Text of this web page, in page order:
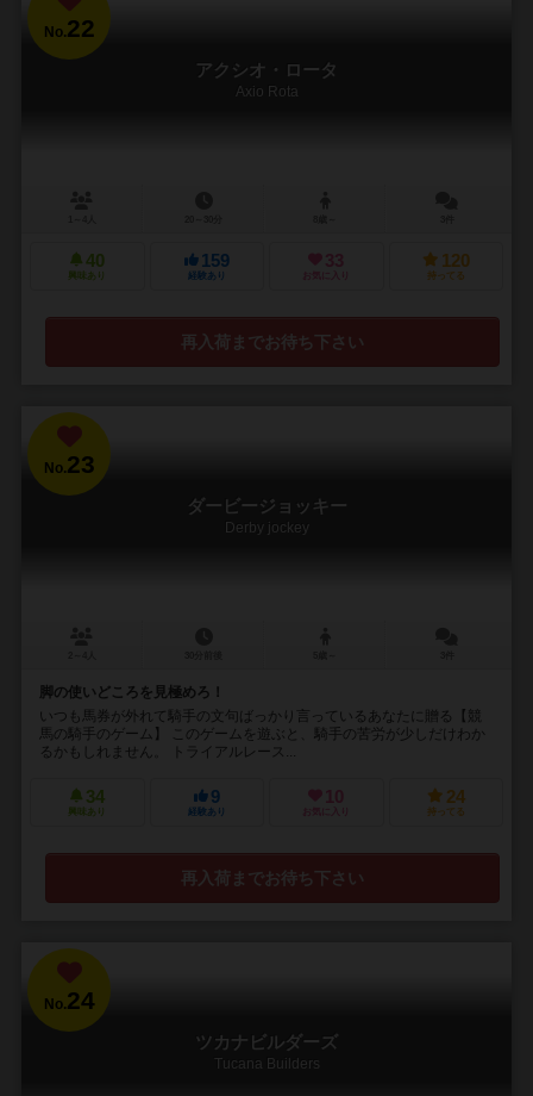
No.22
アクシオ・ロータ
Axio Rota
40
興味あり
159
経験あり
33
お気に入り
120
持ってる
再入荷までお待ち下さい
No.23
ダービージョッキー
Derby jockey
脚の使いどころを見極めろ！
いつも馬券が外れて騎手の文句ばっかり言っているあなたに贈る【競
馬の騎手のゲーム】 このゲームを遊ぶと、騎手の苦労が少しだけわか
るかもしれません。 トライアルレース...
34
興味あり
9
経験あり
10
お気に入り
24
持ってる
再入荷までお待ち下さい
No.24
ツカナビルダーズ
Tucana Builders